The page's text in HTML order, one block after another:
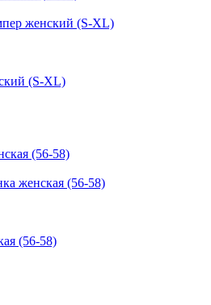
женский (S-XL)
(S-XL)
женская (56-58)
(56-58)